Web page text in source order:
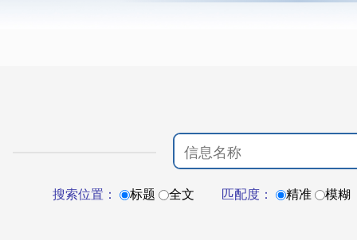
搜索位置： 标题 全文 匹配度： 精准 模糊